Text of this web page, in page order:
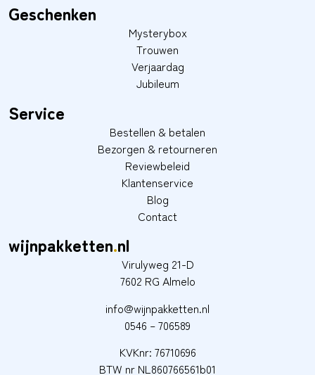
Geschenken
Mysterybox
Trouwen
Verjaardag
Jubileum
Service
Bestellen & betalen
Bezorgen & retourneren
Reviewbeleid
Klantenservice
Blog
Contact
wijnpakketten.nl
Virulyweg 21-D
7602 RG Almelo
info@wijnpakketten.nl
0546 – 706589
KVKnr: 76710696
BTW nr NL860766561b01